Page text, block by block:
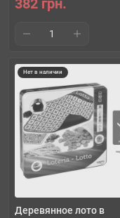
382 грн.
Нет в наличии
Деревянное лото в